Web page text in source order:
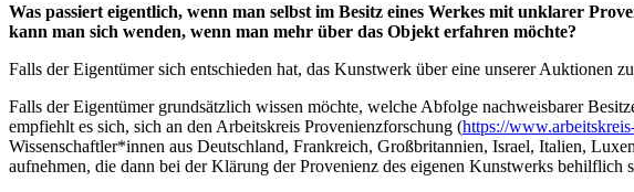
Was passiert eigentlich, wenn man selbst im Besitz eines Werkes mit unklarer
kann man sich wenden, wenn man mehr über das Objekt erfahren möchte?
Falls der Eigentümer sich entschieden hat, das Kunstwerk über eine unserer Auktionen
Falls der Eigentümer grundsätzlich wissen möchte, welche Abfolge nachweisbarer
empfiehlt es sich, sich an den Arbeitskreis Provenienzforschung (https://
Wissenschaftler*innen aus Deutschland, Frankreich, Großbritannien, Israel, Italien,
aufnehmen, die dann bei der Klärung der Provenienz des eigenen Kunstwerks behilflich